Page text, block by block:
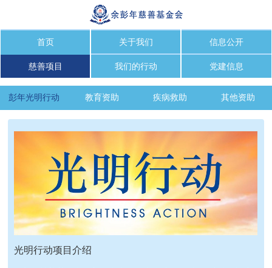
首页 关于我们 信息公开
慈善项目 我们的行动 党建信息
彭年光明行动 教育资助 疾病救助 其他资助
光明行动项目介绍